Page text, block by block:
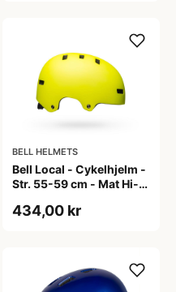
BELL HELMETS
Bell Local - Cykelhjelm -
Str. 55-59 cm - Mat Hi-
434,00 kr